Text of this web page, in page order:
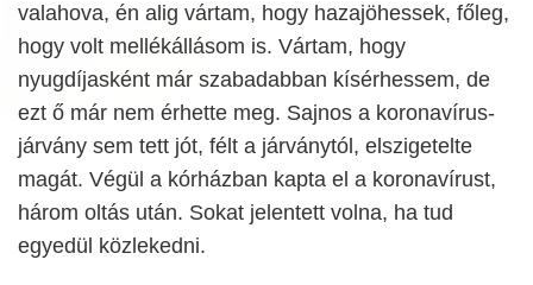
valahova, én alig vártam, hogy hazajöhessek, főleg,
hogy volt mellékállásom is. Vártam, hogy
nyugdíjasként már szabadabban kísérhessem, de
ezt ő már nem érhette meg. Sajnos a koronavírus-
járvány sem tett jót, félt a járványtól, elszigetelte
magát. Végül a kórházban kapta el a koronavírust,
három oltás után. Sokat jelentett volna, ha tud
egyedül közlekedni.